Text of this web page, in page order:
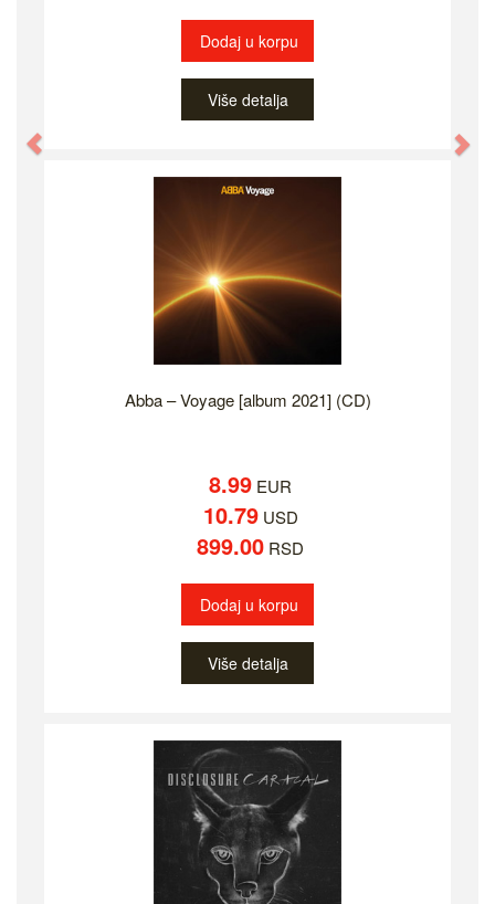
Dodaj u korpu
Više detalja
Abba – Voyage [album 2021] (CD)
8.99 EUR
10.79USD
899.00 RSD
Dodaj u korpu
Više detalja